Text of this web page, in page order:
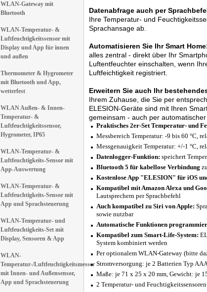
WLAN-Gateway mit
Bluetooth
WLAN-Temperatur- &
Luftfeuchtigkeitssensor mit
Display und App für innen
und außen
Thermometer & Hygrometer
mit Bluetooth und App,
wetterfest
WLAN Außen- & Innen-
Temperatur- &
Luftfeuchtigkeitssensor,
Hygrometer, IP65
WLAN-Temperatur- &
Luftfeuchtigkeits-Sensor mit
App-Auswertung
WLAN-Temperatur- &
Luftfeuchtigkeits-Sensor mit
App und Sprachsteuerung
WLAN-Temperatur- und
Luftfeuchtigkeits-Set mit
Display, Sensoren & App
WLAN-
Temperatur-/Luftfeuchtigkeitsmesser
mit Innen- und Außensensor,
App und Sprachsteuerung
Datenabfrage auch per
Ihre Temperatur- und
Sprachansage ab.
Automatisieren Sie Ihr Smart
alles zentral - direkt über Ihr
Luftentfeuchter einschalten, wenn
Luftfeichtigkeit registriert.
Erweitern Sie auch Ihr
Ihrem Zuhause, die Sie per
ELESION-Geräte sind mit Ihren
gemeinsam - auch per
Praktisches 2er-Set Temperatur- und
Messbereich Temperatur: -9 bis 60 °C,
Messgenauigkeit Temperatur: +/-1 °C,
Datenlogger-Funktion: speichert
Bluetooth 5 für kabellose Verbindung
Kostenlose App "ELESION" für iOS
Kompatibel mit Amazon Alexa und
Lautsprechern per Sprachbefehl
Auch kompatibel zu Siri von Apple:
sowie nutzbar
Automatische Funktionen
Kompatibel zum Smart-Life-System:
System kombiniert werden
Per optionalem WLAN-Gateway (bitte
Stromversorgung: je 2 Batterien Typ
Maße: je 71 x 25 x 20 mm, Gewicht: je
2 Temperatur- und